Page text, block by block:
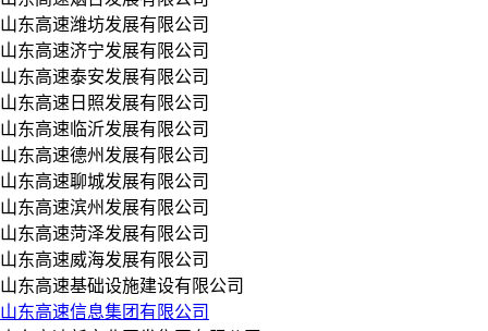
山东高速潍坊发展有限公司
山东高速济宁发展有限公司
山东高速泰安发展有限公司
山东高速日照发展有限公司
山东高速临沂发展有限公司
山东高速德州发展有限公司
山东高速聊城发展有限公司
山东高速滨州发展有限公司
山东高速菏泽发展有限公司
山东高速威海发展有限公司
山东高速基础设施建设有限公司
山东高速信息集团有限公司